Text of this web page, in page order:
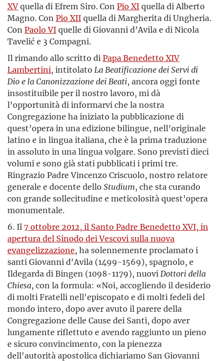
XVquella di Efrem Siro. Con Pio XIquella di Alberto
Magno. Con Pio XIIquella di Margherita di Ungheria.
Con Paolo VIquelle di Giovanni d’Avila e di Nicola
Tavelić e 3 Compagni.
Il rimando allo scritto di Papa Benedetto XIV
Lambertini, intitolato La Beatificazione dei Servi di
Dio e la Canonizzazione dei Beati, ancora oggi fonte
insostituibile per il nostro lavoro, mi dà
l’opportunità di informarvi che la nostra
Congregazione ha iniziato la pubblicazione di
quest’opera in una edizione bilingue, nell’originale
latino e in lingua italiana, che è la prima traduzione
in assoluto in una lingua volgare. Sono previsti dieci
volumi e sono già stati pubblicati i primi tre.
Ringrazio Padre Vincenzo Criscuolo, nostro relatore
generale e docente dello Studium, che sta curando
con grande sollecitudine e meticolosità quest’opera
monumentale.
6. Il 7 ottobre 2012, il Santo Padre Benedetto XVI, in
apertura del Sinodo dei Vescovi sulla nuova
evangelizzazione, ha solennemente proclamato i
santi Giovanni d'Avila (1499-1569), spagnolo, e
Ildegarda di Bingen (1098-1179), nuovi Dottori della
Chiesa, con la formula: «Noi, accogliendo il desiderio
di molti Fratelli nell'episcopato e di molti fedeli del
mondo intero, dopo aver avuto il parere della
Congregazione delle Cause dei Santi, dopo aver
lungamente riflettuto e avendo raggiunto un pieno
e sicuro convincimento, con la pienezza
dell'autorità apostolica dichiariamo San Giovanni